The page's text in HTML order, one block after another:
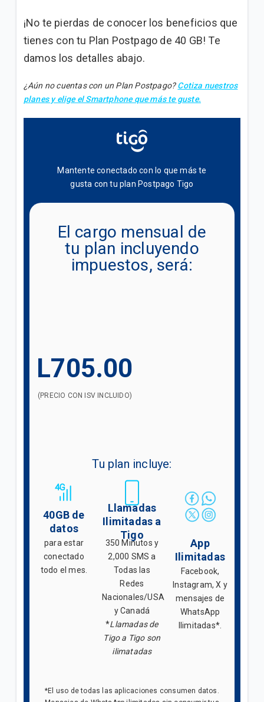
Encuentra soporte para tus servicios móviles
Postpago
Consulta sobre tu factura y métodos de pago
Quisiera pedir un teléfono con mi plan, ¿qué debo
¿Cómo activo paquetes adicionales de Roaming?
No comprendo los cargos de mi factura postpago
¡No te pierdas de conocer los beneficios que
tienes con tu Plan Postpago de 40 GB! Te
damos los detalles abajo.
¿Aún no cuentas con un Plan Postpago?Cotiza nuestros
planes y elige el Smartphone que más te guste.
Mantente conectado con lo que más te
gusta con tu plan Postpago Tigo
El cargo mensual de
tu plan incluyendo
impuestos, será:
L705.00
(PRECIO CON ISV INCLUIDO)
Tu plan incluye:
40GB de
datos
para estar
conectado
todo el mes.
Llamadas
Ilimitadas a
Tigo
350 Minutos y
2,000 SMS a
Todas las
Redes
Nacionales/USA
y Canadá
*Llamadas de
Tigo a Tigo son
ilimatadas
App
Ilimitadas
Facebook,
Instagram, X y
mensajes de
WhatsApp
Ilimitadas*.
*El uso de todas las aplicaciones consumen datos.